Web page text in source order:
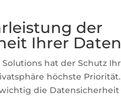
der
Ihrer Daten
Solutions hat der Schutz
höchste
die Datensicherheit